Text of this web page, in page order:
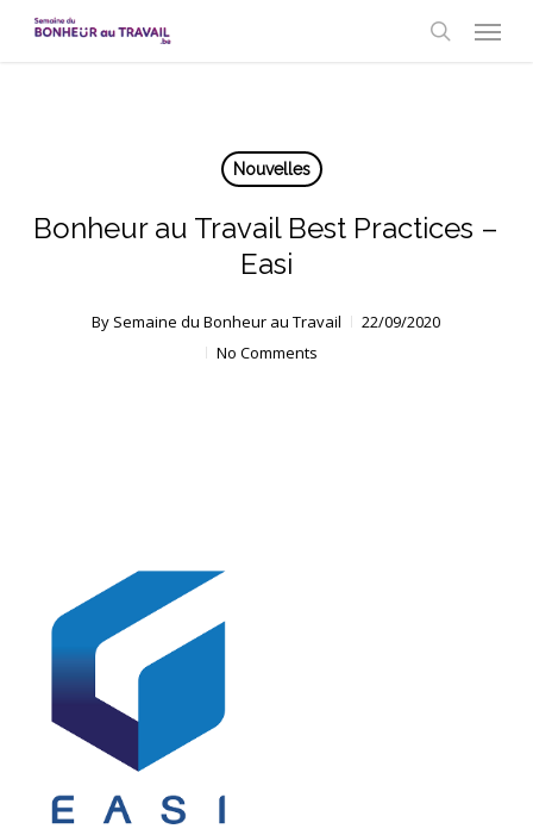
Menu
Nouvelles
Bonheur au Travail Best Practices –
Easi
By Semaine du Bonheur au Travail
22/09/2020
No Comments